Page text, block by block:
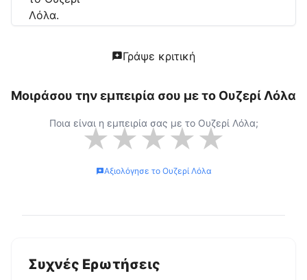
Γράψε κριτική
Μοιράσου την εμπειρία σου με το Ουζερί Λόλα
Ποια είναι η εμπειρία σας με το Ουζερί Λόλα;
★★★★★
Αξιολόγησε το Ουζερί Λόλα
Συχνές Ερωτήσεις